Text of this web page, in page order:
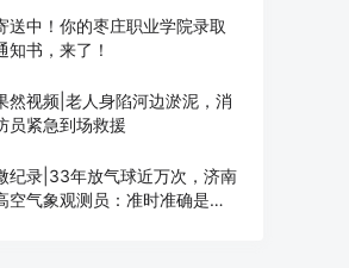
送中！你的枣庄职业学院录取
知书，来了！
然视频|老人身陷河边淤泥，消
员紧急到场救援
纪录|33年放气球近万次，济南
空气象观测员：准时准确是底